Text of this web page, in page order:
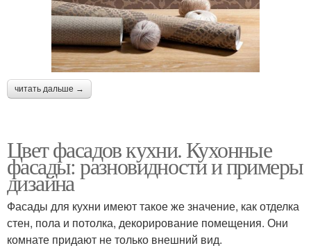
читать дальше →
Цвет фасадов кухни. Кухонные
фасады: разновидности и примеры
дизайна
Фасады для кухни имеют такое же значение, как отделка
стен, пола и потолка, декорирование помещения. Они
комнате придают не только внешний вид.